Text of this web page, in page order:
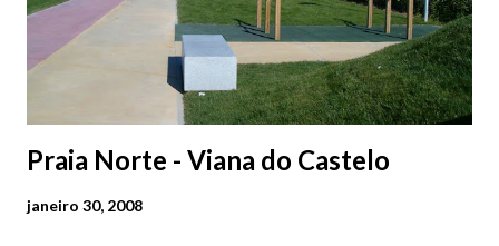
Praia Norte - Viana do Castelo
janeiro 30, 2008